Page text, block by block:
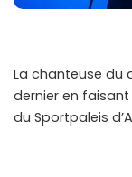
La chanteuse du
dernier en
du Sportpaleis